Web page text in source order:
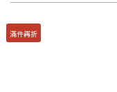
滿件再折